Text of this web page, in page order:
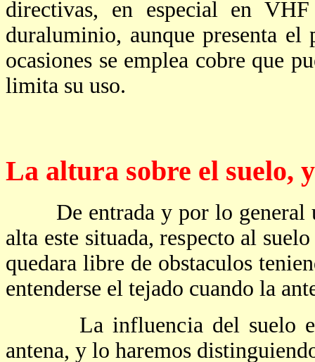
directivas, en especial en
duraluminio, aunque presenta el
ocasiones se emplea cobre que
limita su uso.
La altura sobre el suelo,
De entrada y por lo general
alta este situada, respecto al
quedara libre de obstaculos
entenderse el tejado cuando la
La influencia del suelo es
antena, y lo haremos